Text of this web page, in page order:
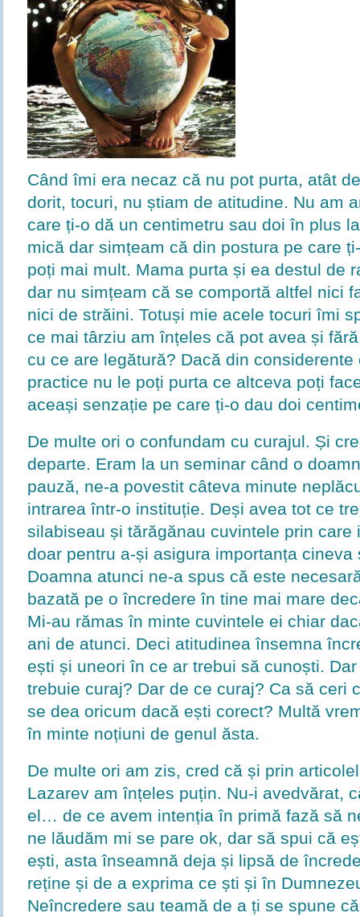
Când îmi era necaz că nu pot purta, atât
dorit, tocuri, nu știam de atitudine. Nu am
care ți-o dă un centimetru sau doi în plus
mică dar simțeam că din postura pe care
poți mai mult. Mama purta și ea destul de
dar nu simțeam că se comportă altfel nici
nici de străini. Totuși mie acele tocuri îmi
ce mai târziu am înțeles că pot avea și
cu ce are legătură? Dacă din considerente
practice nu le poți purta ce altceva poți
aceași senzație pe care ți-o dau doi
De multe ori o confundam cu curajul. Și
departe. Eram la un seminar când o
pauză, ne-a povestit câteva minute
intrarea într-o instituție. Deși avea tot ce
silabiseau și tărăgănau cuvintele prin care
doar pentru a-și asigura importanța cineva
Doamna atunci ne-a spus că este
bazată pe o încredere în tine mai mare
Mi-au rămas în minte cuvintele ei chiar
ani de atunci. Deci atitudinea însemna
ești și uneori în ce ar trebui să cunoști.
trebuie curaj? Dar de ce curaj? Ca să ceri
se dea oricum dacă ești corect? Multă
în minte noțiuni de genul ăsta.
De multe ori am zis, cred că și prin
Lazarev am înțeles puțin. Nu-i avedvărat,
el… de ce avem intenția în primă fază să
ne lăudăm mi se pare ok, dar să spui că
ești, asta înseamnă deja și lipsă de
reține și de a exprima ce ști și în
Neîncredere sau teamă de a ți se spune